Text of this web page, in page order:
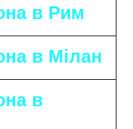
в Рим
в Мілан
в